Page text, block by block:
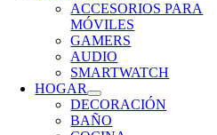
ACCESORIOS PARA
MÓVILES
GAMERS
AUDIO
SMARTWATCH
HOGAR
DECORACIÓN
BAÑO